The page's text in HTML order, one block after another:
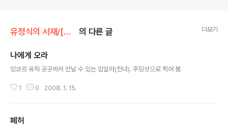
유정식의 서재/[사진] 그리고 삶 의 다른 글 더보기
나에게 오라
앙코르 유적 곳곳에서 만날 수 있는 압살라(천녀). 주밍샷으로 찍어 봄
1 0 2008. 1. 15.
폐허